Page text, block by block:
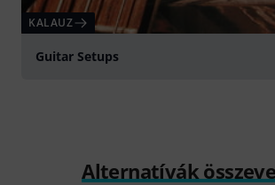
KALAUZ
Guitar Setups
Alternatívák